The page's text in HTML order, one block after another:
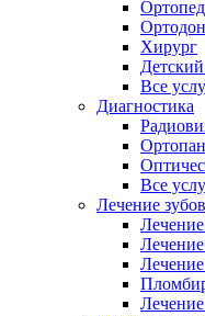
Ортопед
Хирург
Все
Диагностика
Все
Лечение зубов
Лечение